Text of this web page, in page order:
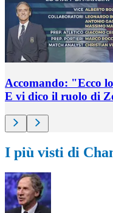
Accomando: "Ecco
E vi dico il ruolo di
I più visti di